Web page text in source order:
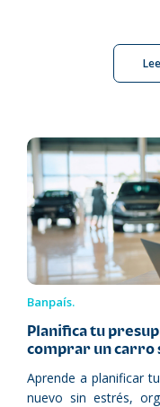
Banpaís.
Planifica tu
comprar un carro
Aprende a planificar
nuevo sin estrés,